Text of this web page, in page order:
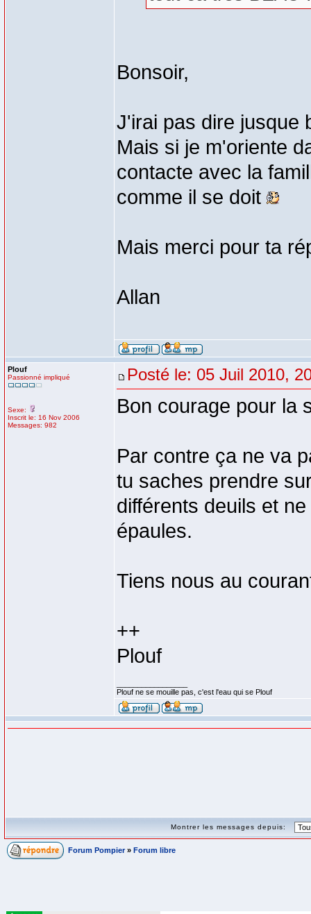
Bonsoir,
J'irai pas dire jusque
Mais si je m'oriente
contacte avec la
comme il se doit
Mais merci pour ta
Allan
Plouf
Passionné impliqué
Sexe:
Inscrit le: 16 Nov 2006
Messages: 982
Posté le: 05 Juil 2010,
Bon courage pour la
Par contre ça ne va
tu saches prendre
différents deuils et
épaules.
Tiens nous au
++
Plouf
Plouf ne se mouille pas, c'est l'eau qui se Plouf
Montrer les messages depuis:
Forum Pompier » Forum libre